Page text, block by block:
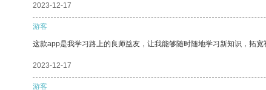
2023-12-17
游客
这款app是我学习路上的良师益友，让我能够随时随地学习新知识，拓宽
2023-12-17
游客